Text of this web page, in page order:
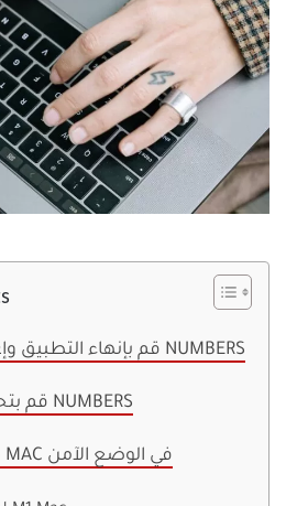
1. قم بإنهاء التطبيق وإعادة تشغيل NUMBERS
2. قم بتحديث تطبيق NUMBERS
3. قم بتشغيل MAC في الوضع الآمن